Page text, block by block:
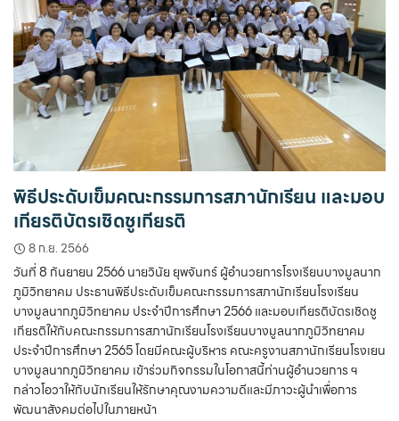
พิธีประดับเข็มคณะกรรมการสภานักเรียน และมอบ
เกียรติบัตรเชิดชูเกียรติ
8 ก.ย. 2566
วันที่ 8 กันยายน 2566 นายวินัย ยุพจันทร์ ผู้อำนวยการโรงเรียนบางมูลนาก
ภูมิวิทยาคม ประธานพิธีประดับเข็มคณะกรรมการสภานักเรียนโรงเรียน
บางมูลนากภูมิวิทยาคม ประจำปีการศึกษา 2566 และมอบเกียรติบัตรเชิดชู
เกียรติให้กับคณะกรรมการสภานักเรียนโรงเรียนบางมูลนากภูมิวิทยาคม
ประจำปีการศึกษา 2565 โดยมีคณะผู้บริหาร คณะครูงานสภานักเรียนโรงเยน
บางมูลนากภูมิวิทยาคม เข้าร่วมกิจกรรมในโอกาสนี้ท่านผู้อำนวยการ ฯ
กล่าวโอวาให้กับนักเรียนให้รักษาคุณงามความดีและมีภาวะผู้นำเพื่อการ
พัฒนาสังคมต่อไปในภายหน้า